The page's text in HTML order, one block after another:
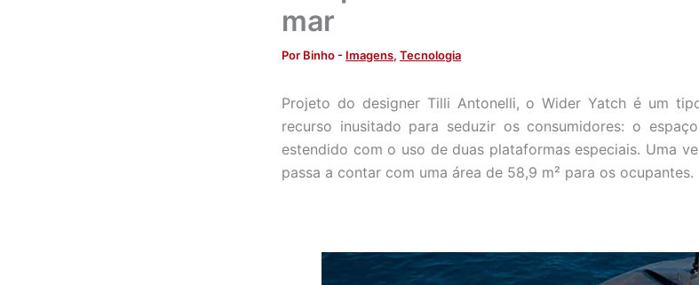
mar
Por Binho- Imagens, Tecnologia
Projeto do designer Tilli Antonelli, o Wider Yatch é um
recurso inusitado para seduzir os consumidores: o
estendido com o uso de duas plataformas especiais. Uma
passa a contar com uma área de 58,9 m² para os ocupantes.